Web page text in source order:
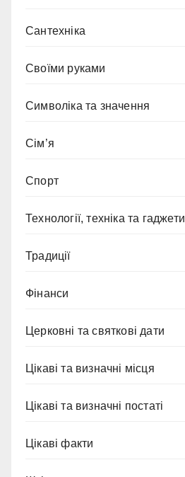
Сантехніка
Своїми руками
Символіка та значення
Сім’я
Спорт
Технології, техніка та гаджети
Традиції
Фінанси
Церковні та святкові дати
Цікаві та визначні місця
Цікаві та визначні постаті
Цікаві факти